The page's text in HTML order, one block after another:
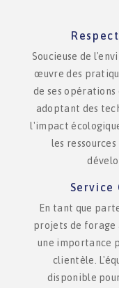
Soucieuse de
œuvre des
de ses opérations
adoptant des
l'impact
les
En tant que
projets de forage
une importance
clientèle.
disponible